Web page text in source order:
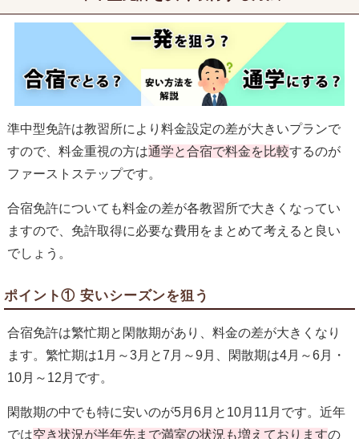
準中型免許は教習所により料金設定の差が大きいプランで
すので、料金重視の方は通学と合宿で料金を比較するのが
ファーストステップです。
合宿免許についても料金の差が各教習所で大きくなってい
ますので、免許取得に必要な費用をまとめて考えると良い
でしょう。
ポイント① 安いシーズンを狙う
合宿免許は繁忙期と閑散期があり、料金の差が大きくなり
ます。繁忙期は1月～3月と7月～9月、閑散期は4月～6月・
10月～12月です。
閑散期の中でも特に安いのが5月6月と10月11月です。近年
では空き状況が半年先まで満室の状況も増えておりますの